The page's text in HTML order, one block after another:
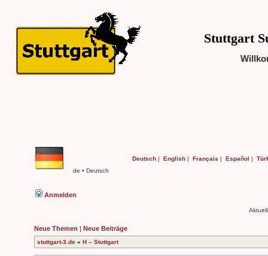
Stuttgart
de • Deutsch
Deutsch | English | Français | Español |
Anmelden
Neue Themen | Neue Beiträge
stuttgart-3.de » H – Stuttgart